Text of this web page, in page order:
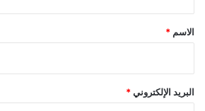
*
الاسم *
البريد الإلكتروني*